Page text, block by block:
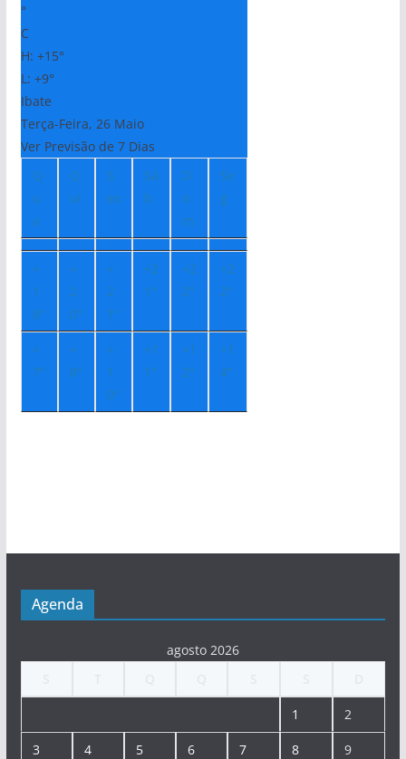
°
C
H: +15°
L: +9°
Ibate
Terça-Feira, 26 Maio
Ver Previsão de 7 Dias
Q
u
a
Q
ui
S
ex
Sá
b
D
o
m
Se
g
+
1
8°
+
2
0°
+
2
1°
+2
1°
+2
2°
+2
2°
+
7°
+
8°
+
1
0°
+1
1°
+1
2°
+1
4°
Agenda
agosto 2026
1 2
3 4 5 6 7 8 9